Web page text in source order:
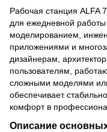
Рабочая станция ALFA
для ежедневной
моделированием,
приложениями и
дизайнерам,
пользователям,
сложными моделями
обеспечивает
комфорт в
Описание